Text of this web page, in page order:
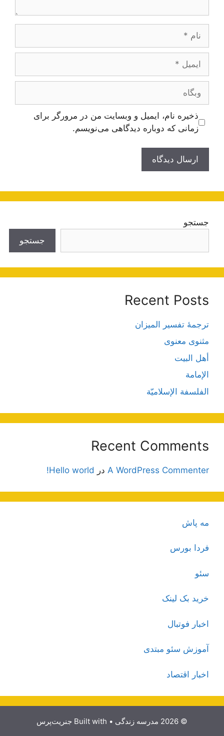
ایمیل
وبگاه
ذخیره نام، ایمیل و وبسایت من در مرورگر برای
زمانی که دوباره دیدگاهی می‌نویسم.
جستجو
جستجو
Recent Posts
ترجمۀ تفسیر المیزان
مثنوی معنوی
أهل البيت
الإمامة
الفلسفة الإسلاميّة
Recent Comments
A WordPress Commenter در Hello world!
مه پاش
فردا بورس
سئو
خرید بک لینک
اخبار فوتبال
آموزش سئو مبتدی
اخبار اقتصاد
© 2026 مدرسه زندگی • Built with جنریت‌پرس